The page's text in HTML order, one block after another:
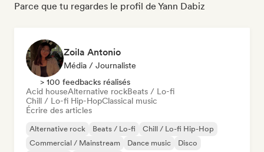
Parce que tu regardes le profil de Yann Dabiz
Zoila Antonio
Média / Journaliste
> 100 feedbacks réalisés
Acid houseAlternative rockBeats / Lo-fi
Chill / Lo-fi Hip-HopClassical music
Écrire des articles
Alternative rock Beats / Lo-fi
Chill / Lo-fi Hip-Hop
Commercial / Mainstream
Dance music
Disco